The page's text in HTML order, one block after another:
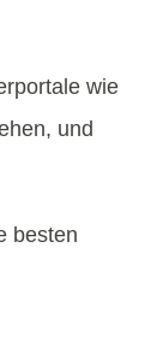
wie
und
besten